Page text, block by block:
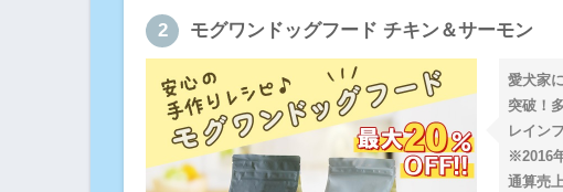
モグワンドッグフード チキン＆サーモン
愛犬家
突破！
レイン
※2016
通算売